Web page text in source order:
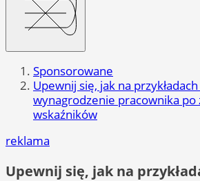
Sponsorowane
Upewnij się, jak na
wynagrodzenie pracownika po
wskaźników
reklama
Upewnij się, jak na